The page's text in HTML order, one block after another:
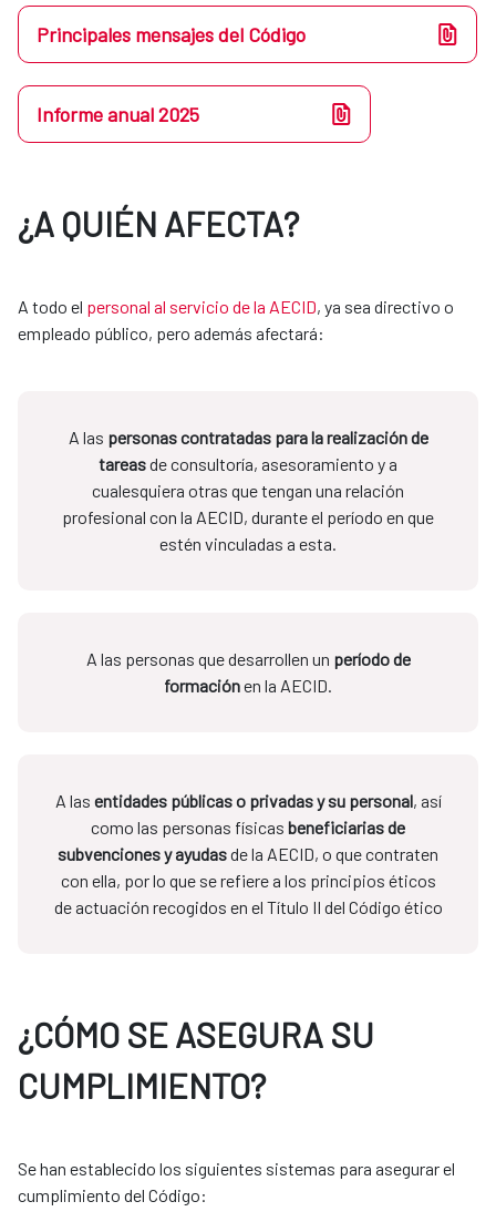
Principales mensajes del Código
Informe anual 2025
¿A QUIÉN AFECTA?
A todo el personal al servicio de la AECID, ya sea directivo o
empleado público, pero además afectará:
A las personas contratadas para la realización de
tareasde consultoría, asesoramiento y a
cualesquiera otras que tengan una relación
profesional con la AECID, durante el período en que
estén vinculadas a esta.
A las personas que desarrollen un período de
formaciónen la AECID.
A las entidades públicas o privadas y su personal, así
como las personas físicas beneficiarias de
subvenciones y ayudasde la AECID, o que contraten
con ella, por lo que se refiere a los principios éticos
de actuación recogidos en el Título II del Código ético
¿CÓMO SE ASEGURA SU
CUMPLIMIENTO?
Se han establecido los siguientes sistemas para asegurar el
cumplimiento del Código: